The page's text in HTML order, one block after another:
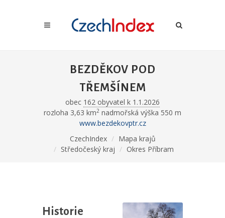
BEZDĚKOV POD
TŘEMŠÍNEM
obec 162 obyvatel k 1.1.2026
rozloha 3,63 km2 nadmořská výška 550 m
www.bezdekovptr.cz
CzechIndex
Mapa krajů
Středočeský kraj
Okres Příbram
Historie